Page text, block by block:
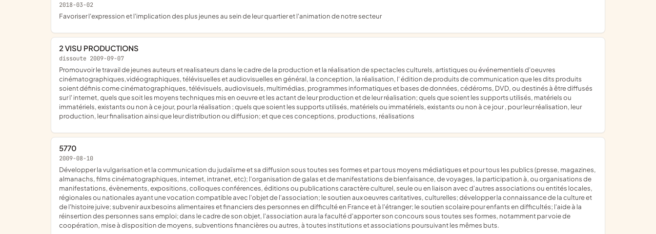
2018-03-02
favoriser l'expression et l'implication des plus jeunes au sein de leur quartier et l'animation de notre secteur
2 VISU PRODUCTIONS
dissoute 2009-09-07
promouvoir le travail de jeunes auteurs et realisateurs dans le cadre de la production et la réalisation de spectacles culturels, artistiques ou événementiels d'oeuvres
cinématographiques,vidéographiques, télévisuelles et audiovisuelles en général, la conception, la réalisation, l' édition de produits de communication que les dits produits
soient définis come cinématographiques, télévisuels, audiovisuels, multimédias, programmes informatiques et bases de données, cédéroms, DVD, ou destinés à être diffusés
sur l' internet, quels que soit les moyens techniques mis en oeuvre et les actant de leur production et de leur réalisation; quels que soient les supports utilisés, matériels ou
immatériels, existants ou non à ce jour, pour la réalisation ; quels que soient les supports utilisés, matériels ou immatériels, existants ou non à ce jour , pour leur réalisation, leur
production, leur finalisation ainsi que leur distribution ou diffusion; et que ces conceptions, productions, réalisations
5770
2009-08-10
développer la vulgarisation et la communication du judaïsme et sa diffusion sous toutes ses formes et par tous moyens médiatiques et pour tous les publics (presse, magazines,
almanachs, films cinématographiques, internet, intranet, etc); l'organisation de galas et de manifestations de bienfaisance, de voyages, la participation à, ou organisations de
manifestations, évènements, expositions, colloques conférences, éditions ou publications caractère culturel, seule ou en liaison avec d'autres associations ou entités locales,
régionales ou nationales ayant une vocation compatible avec l'objet de l'association; le soutien aux oeuvres caritatives, culturelles; développer la connaissance de la culture et
de l'histoire juive; subvenir aux besoins alimentaires et financiers des personnes en difficulté en France et à l'étranger; le soutien scolaire pour enfants en difficultés; l'aide à la
réinsertion des personnes sans emploi; dans le cadre de son objet, l'association aura la faculté d'apporter son concours sous toutes ses formes, notamment par voie de
coopération, mise à disposition de moyens, subventions financières ou autres, à toutes institutions et associations poursuivant les mêmes buts.